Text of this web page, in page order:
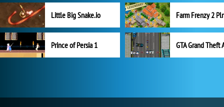
Little Big Snake.io
Prince of Persia 1 GTA Grand Theft